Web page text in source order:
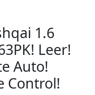
1.6
Leer!
Auto!
Control!